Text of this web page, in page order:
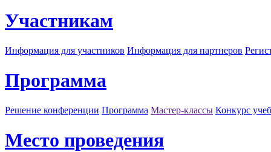
Участникам
Информация для участников Информация для партнеров
Программа
Решение конференции Программа Мастер-классы Конкурс
Место проведения